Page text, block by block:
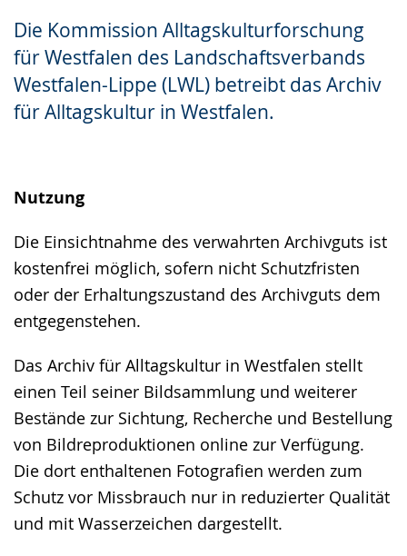
Die Kommission Alltagskulturforschung
für Westfalen des Landschaftsverbands
Westfalen-Lippe (LWL) betreibt das Archiv
für Alltagskultur in Westfalen.
Nutzung
Die Einsichtnahme des verwahrten Archivguts ist
kostenfrei möglich, sofern nicht Schutzfristen
oder der Erhaltungszustand des Archivguts dem
entgegenstehen.
Das Archiv für Alltagskultur in Westfalen stellt
einen Teil seiner Bildsammlung und weiterer
Bestände zur Sichtung, Recherche und Bestellung
von Bildreproduktionen online zur Verfügung.
Die dort enthaltenen Fotografien werden zum
Schutz vor Missbrauch nur in reduzierter Qualität
und mit Wasserzeichen dargestellt.
Gebärdensprache
wird
angezeigt.